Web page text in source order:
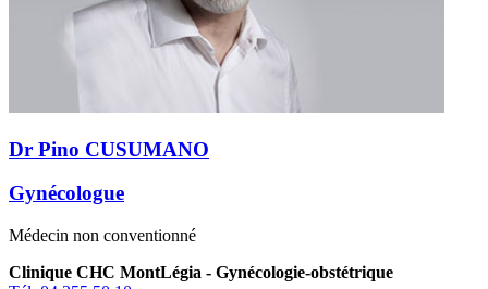
Dr Pino CUSUMANO
Gynécologue
Médecin non conventionné
Clinique CHC MontLégia - Gynécologie-obstétrique